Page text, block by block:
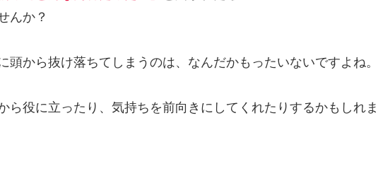
んか？
頭から抜け落ちてしまうのは、なんだかもったいないですよね。
ら役に立ったり、気持ちを前向きにしてくれたりするかもしれま